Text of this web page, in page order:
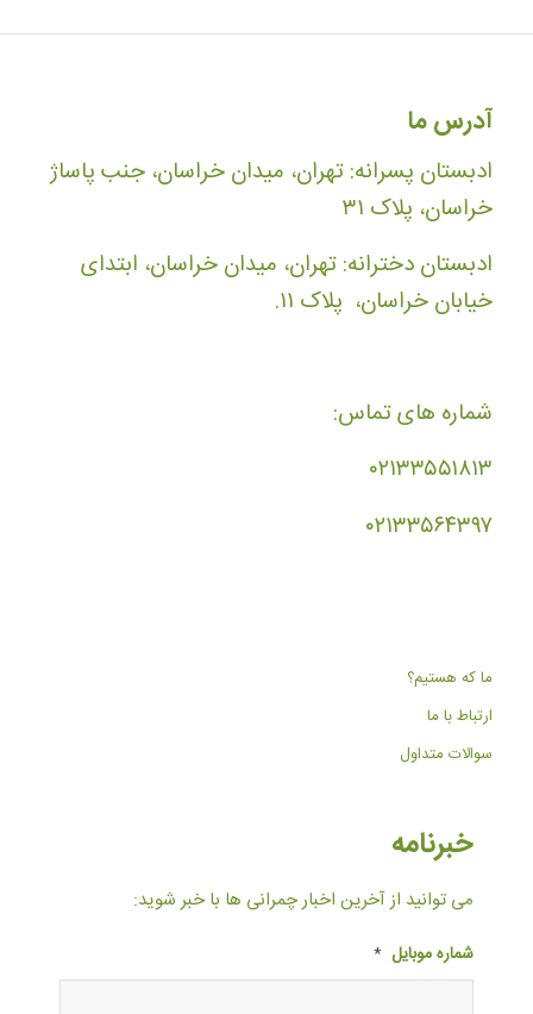
آدرس ما
ادبستان پسرانه: تهران، میدان خراسان، جنب پاساژ
خراسان، پلاک ۳۱
ادبستان دخترانه: تهران، میدان خراسان، ابتدای
خیابان خراسان، پلاک ۱۱.
شماره های تماس:
۰۲۱۳۳۵۵۱۸۱۳
۰۲۱۳۳۵۶۴۳۹۷
ما که هستیم؟
ارتباط با ما
سوالات متداول
خبرنامه
می توانید از آخرین اخبار چمرانی ها با خبر شوید:
شماره موبایل *